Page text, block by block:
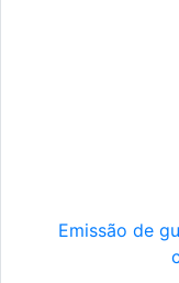
Emissão de